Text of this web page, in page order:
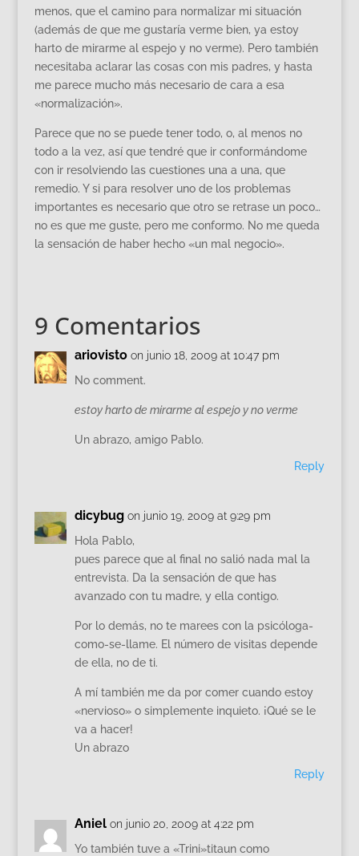
menos, que el camino para normalizar mi situación
(además de que me gustaría verme bien, ya estoy
harto de mirarme al espejo y no verme). Pero también
necesitaba aclarar las cosas con mis padres, y hasta
me parece mucho más necesario de cara a esa
«normalización».
Parece que no se puede tener todo, o, al menos no
todo a la vez, así que tendré que ir conformándome
con ir resolviendo las cuestiones una a una, que
remedio. Y si para resolver uno de los problemas
importantes es necesario que otro se retrase un poco…
no es que me guste, pero me conformo. No me queda
la sensación de haber hecho «un mal negocio».
9 Comentarios
ariovisto on junio 18, 2009 at 10:47 pm
No comment.
estoy harto de mirarme al espejo y no verme
Un abrazo, amigo Pablo.
Reply
dicybug on junio 19, 2009 at 9:29 pm
Hola Pablo,
pues parece que al final no salió nada mal la
entrevista. Da la sensación de que has
avanzado con tu madre, y ella contigo.
Por lo demás, no te marees con la psicóloga-
como-se-llame. El número de visitas depende
de ella, no de ti.
A mí también me da por comer cuando estoy
«nervioso» o simplemente inquieto. ¡Qué se le
va a hacer!
Un abrazo
Reply
Aniel on junio 20, 2009 at 4:22 pm
Yo también tuve a «Trini»titaun como